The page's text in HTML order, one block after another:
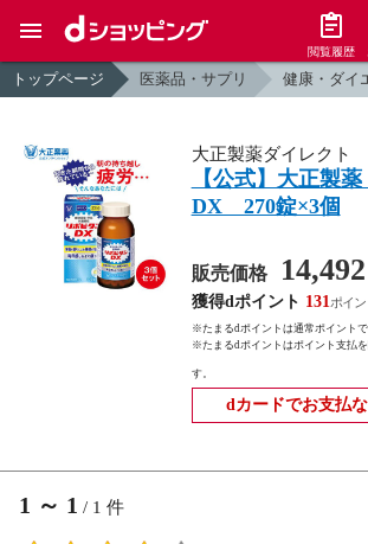
閲覧履歴
トップページ 医薬品・サプリ 健康・ダイ
大正製薬ダイレクト
【公式】大正製
DX 270錠×3個
販売価格 14,492
獲得dポイント 131
※たまるdポイントは通常ポイントで
※たまるdポイントはポイント支払
す。
dカードでお支払
1 ～ 1 / 1 件